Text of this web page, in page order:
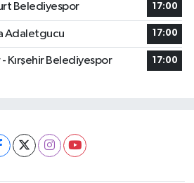
Belediyespor 17:00
Adaletgucu 17:00
Kırşehir Belediyespor 17:00